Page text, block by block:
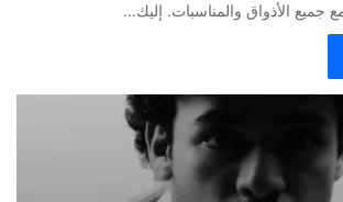
جميع الأذواق والمناسبات. إليك…